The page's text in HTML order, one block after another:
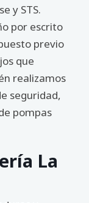
y STS.
por escrito
previo
que
realizamos
seguridad,
pompas
La